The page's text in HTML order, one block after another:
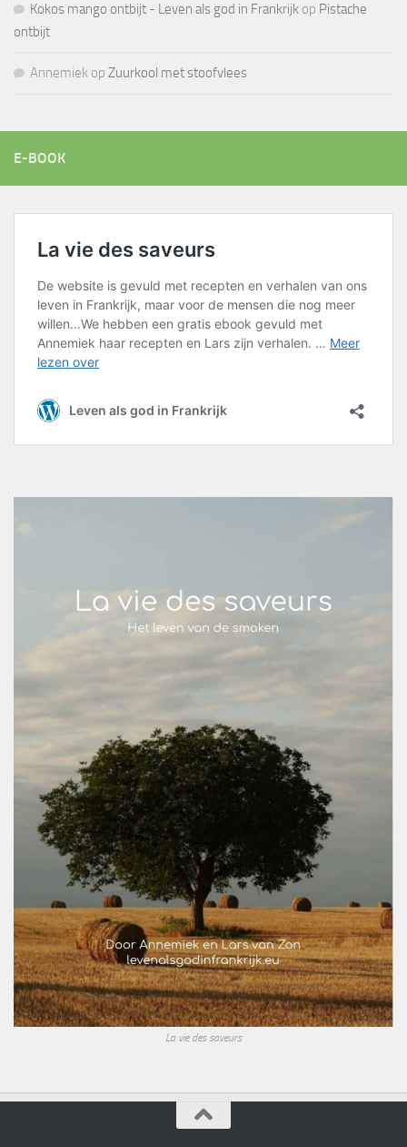
Kokos mango ontbijt - Leven als god in Frankrijk op Pistache
ontbijt
Annemiek op Zuurkool met stoofvlees
E-BOOK
La vie des saveurs